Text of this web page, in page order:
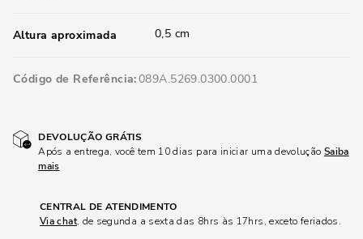
Altura aproximada 0,5 cm
Código de Referência 089A.5269.0300.0001
DEVOLUÇÃO GRÁTIS
Após a entrega, você tem 10 dias para iniciar uma devolução Saiba
mais
CENTRAL DE ATENDIMENTO
Via chat, de segunda a sexta das 8hrs às 17hrs, exceto feriados.